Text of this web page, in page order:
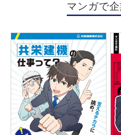
マンガで